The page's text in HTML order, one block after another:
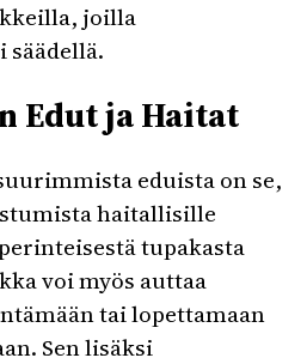
joilla
Edut ja Haitat
eduista on se,
haitallisille
tupakasta
voi myös auttaa
tai lopettamaan
Sen lisäksi